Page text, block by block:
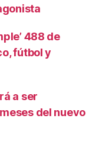
488 de
fútbol y
a ser
del nuevo